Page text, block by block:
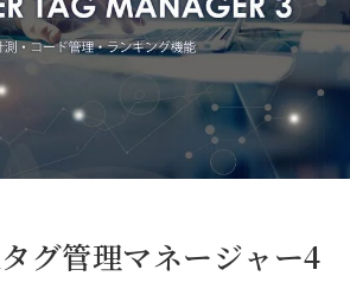
グ管理マネージャー4